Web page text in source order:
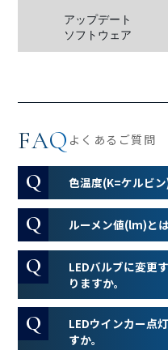
アップデート
ソフトウェア
FAQ よくあるご質問
色温度(K=ケルビ
ルーメン値(lm)と
LEDバルブに変更
りますか。
LEDウインカー点
すか。